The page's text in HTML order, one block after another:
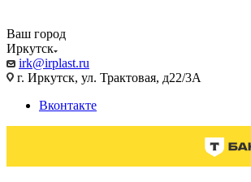
Ваш город
Иркутск
irk@irplast.ru
г. Иркутск, ул. Трактовая, д22/3А
Вконтакте